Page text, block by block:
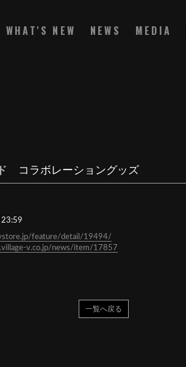
WHAT'S NEW NEWS MEDIA
コラボレーショングッズ
feature/detail/19494/
v.co.jp/news/item/17857
一覧へ戻る